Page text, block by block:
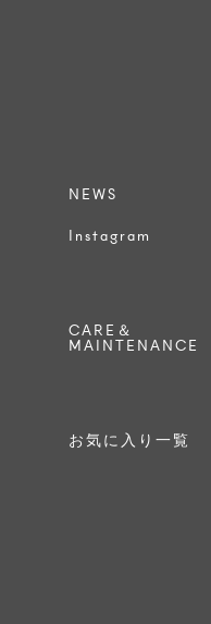
NEWS
Instagram
CARE＆
MAINTENANCE
お気に入り一覧